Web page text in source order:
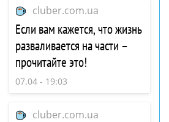
cluber.com.ua
Если вам кажется, что жизнь
разваливается на части –
прочитайте это!
07.04 - 19:03
cluber.com.ua